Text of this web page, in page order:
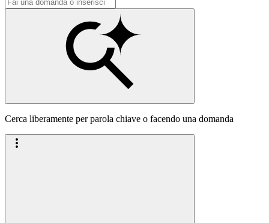
Cerca liberamente per parola chiave o facendo una domanda